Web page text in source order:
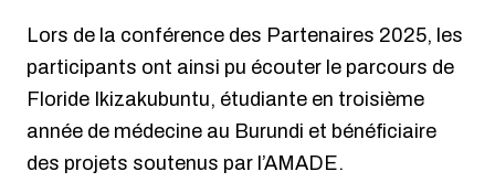
Lors de la conférence des Partenaires 2025, les
participants ont ainsi pu écouter le parcours de
Floride Ikizakubuntu, étudiante en troisième
année de médecine au Burundi et bénéficiaire
des projets soutenus par l’AMADE.